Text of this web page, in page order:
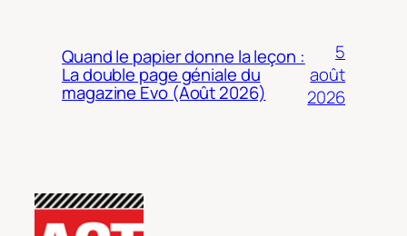
Quand le papier donne la leçon :
La double page géniale du
magazine Evo (Août 2026)
5
août
2026